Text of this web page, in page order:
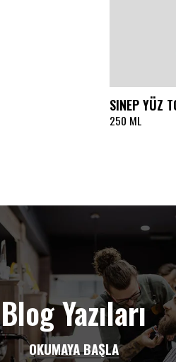
SINEP YÜZ
250 ML
Blog Yazıları
OKUMAYA BAŞLA